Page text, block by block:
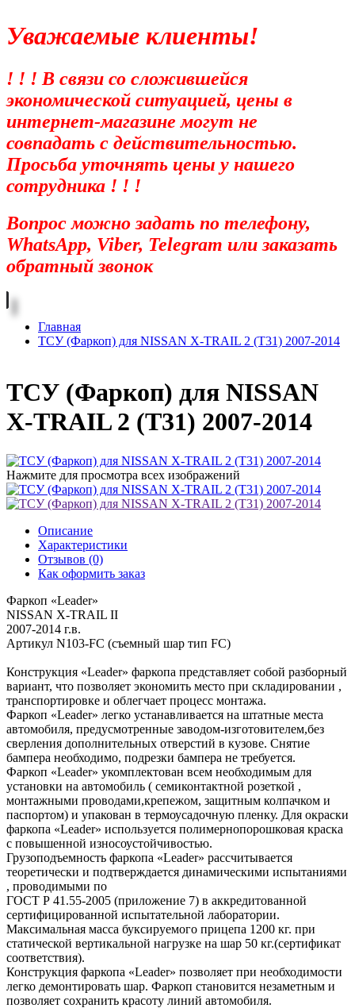
Уважаемые клиенты!
! ! ! В связи со сложившейся
экономической ситуацией, цены в
интернет-магазине могут не
совпадать с действительностью.
Просьба уточнять цены у нашего
сотрудника ! ! !
Вопрос можно задать по телефону,
WhatsApp, Viber, Telegram или заказать
обратный звонок
Главная
ТСУ (Фаркоп) для NISSAN X-TRAIL 2 (T31) 2007-2014
ТСУ (Фаркоп) для NISSAN
X-TRAIL 2 (T31) 2007-2014
Нажмите для просмотра всех изображений
Описание
Характеристики
Отзывов (0)
Как оформить заказ
Фаркоп «Leader»
NISSAN X-TRAIL II
2007-2014 г.в.
Артикул N103-FС (съемный шар тип FС)
Конструкция «Leader» фаркопа представляет собой разборный
вариант, что позволяет экономить место при складировании ,
транспортировке и облегчает процесс монтажа.
Фаркоп «Leader» легко устанавливается на штатные места
автомобиля, предусмотренные заводом-изготовителем,без
сверления дополнительных отверстий в кузове. Снятие
бампера необходимо, подрезки бампера не требуется.
Фаркоп «Leader» укомплектован всем необходимым для
установки на автомобиль ( семиконтактной розеткой ,
монтажными проводами,крепежом, защитным колпачком и
паспортом) и упакован в термоусадочную пленку. Для окраски
фаркопа «Leader» используется полимернопорошковая краска
с повышенной износоустойчивостью.
Грузоподъемность фаркопа «Leader» рассчитывается
теоретически и подтверждается динамическими испытаниями
, проводимыми по
ГОСТ Р 41.55-2005 (приложение 7) в аккредитованной
сертифицированной испытательной лаборатории.
Максимальная масса буксируемого прицепа 1200 кг. при
статической вертикальной нагрузке на шар 50 кг.(сертификат
соответствия).
Конструкция фаркопа «Leader» позволяет при необходимости
легко демонтировать шар. Фаркоп становится незаметным и
позволяет сохранить красоту линий автомобиля.